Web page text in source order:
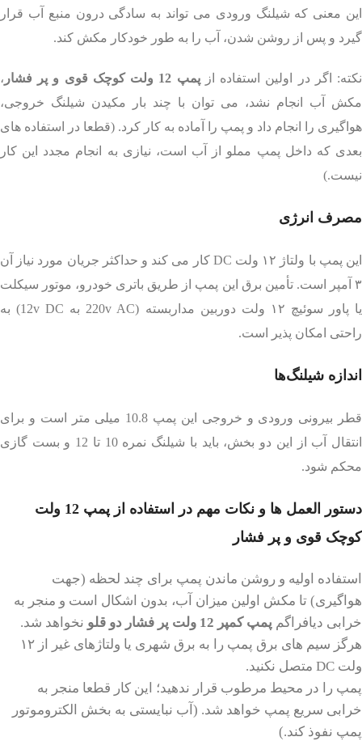
این معنی که شیلنگ ورودی می تواند به سادگی درون منبع آب قرار
گیرد و پس از روشن شدن، آب را به طور خودکار مکش کند.
نکته: اگر در اولین استفاده ازپمپ 12 ولت کوچک قوی و پر فشار
،
مکش آب انجام نشد، می توان با چند بار مکیدن شیلنگ خروجی،
هواگیری را انجام داد و پمپ را آماده به کار کرد. (قطعا در استفاده های
بعدی که داخل پمپ مملو از آب است، نیازی به انجام مجدد این کار
نیست.)
مصرف انرژی
این پمپ با ولتاژ ۱۲ ولت DC کار می کند و حداکثر جریان مورد نیاز آن
۳ آمپر است. تأمین برق این پمپ از طریق باتری خودرو، موتور سیکلت
یا پاور سوئیچ ۱۲ ولت دوربین مداربسته (220v AC به 12v DC) به
راحتی امکان پذیر است.
اندازه شیلنگ‌ها
قطر بیرونی ورودی و خروجی این پمپ 10.8 میلی متر است و برای
انتقال آب از این دو بخش، باید با شیلنگ نمره 10 تا 12 و بست گازی
محکم شود.
دستور العمل ها و نکات مهم در استفاده از پمپ 12 ولت
کوچک قوی و پر فشار
استفاده اولیه و روشن ماندن پمپ برای چند لحظه (جهت
هواگیری) تا مکش اولین میزان آب، بدون اشکال است و منجر به
خرابی دیافراگم پمپ کمپر 12 ولت پر فشار دو قلو
نخواهد شد.
هرگز سیم های برق پمپ را به برق شهری یا ولتاژهای غیر از ۱۲
ولت DC متصل نکنید.
پمپ را در محیط مرطوب قرار ندهید؛ این کار قطعا منجر به
خرابی سریع پمپ خواهد شد. (آب نبایستی به بخش الکتروموتور
پمپ نفوذ کند.)